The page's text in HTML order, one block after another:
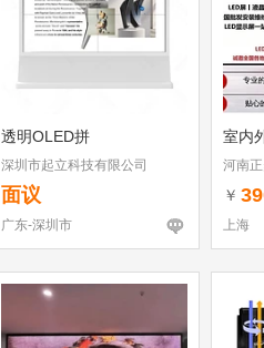
透明OLED拼
深圳市起立科技有限公司
面议
广东-深圳市
室内
河南
￥
上海